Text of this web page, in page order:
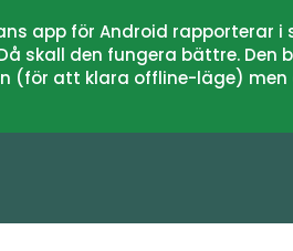
app för Android rapporterar
skall den fungera bättre. Den
(för att klara offline-läge)